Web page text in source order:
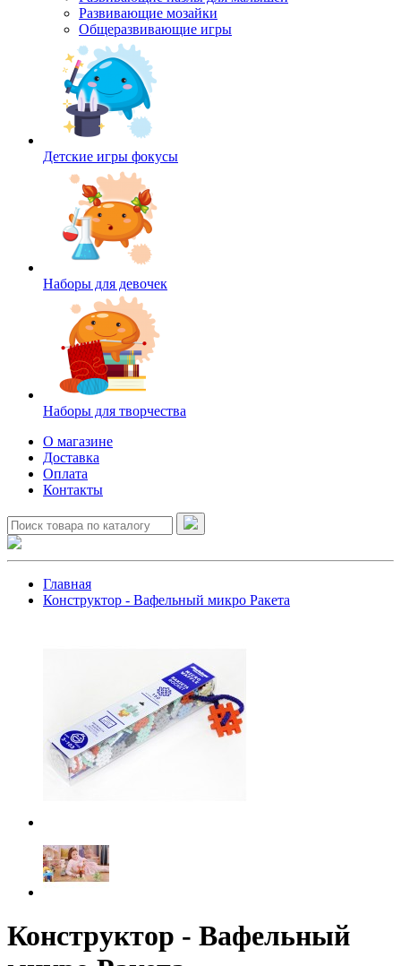
Развивающие мозайки
Общеразвивающие игры
Детские игры фокусы
Наборы для девочек
Наборы для творчества
О магазине
Доставка
Оплата
Контакты
Главная
Конструктор - Вафельный микро Ракета
Конструктор - Вафельный